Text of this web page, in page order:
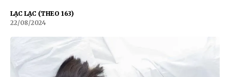
LẠC LẠC (THEO 163)
22/08/2024